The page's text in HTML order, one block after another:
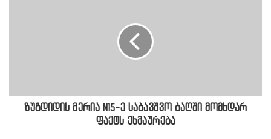
ზუგდიდის მერია N15-ე საბავშვო ბაღში მომხდარ
ფაქტს ეხმაურება